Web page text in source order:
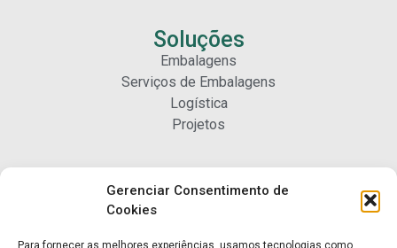
Gerenciar Consentimento de
Cookies
Para fornecer as melhores experiências, usamos tecnologias como
Soluções
Embalagens
Serviços de Embalagens
Logística
Projetos
Carreiras